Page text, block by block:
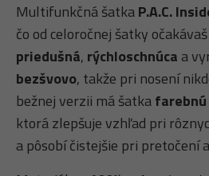
Multifunkčná šatkaP.A.C.
čo od celoročnej šatky
priedušná, rýchloschnúca a
bezšvovo, takže pri nosení
bežnej verzii má šatka
ktorá zlepšuje vzhľad pri
a pôsobí čistejšie pri pretočení